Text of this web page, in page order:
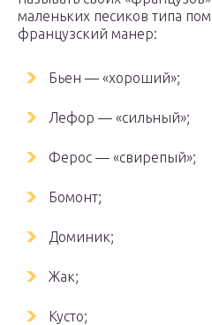
маленьких песиков типа
французский манер:
Бьен — «хороший»;
Лефор — «сильный»;
Ферос — «свирепый»;
Бомонт;
Доминик;
Жак;
Кусто;